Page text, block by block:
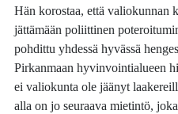
Hän korostaa, että valiokunnan
jättämään poliittinen
pohdittu yhdessä hyvässä
Pirkanmaan hyvinvointialueen
ei valiokunta ole jäänyt
alla on jo seuraava mietintö,